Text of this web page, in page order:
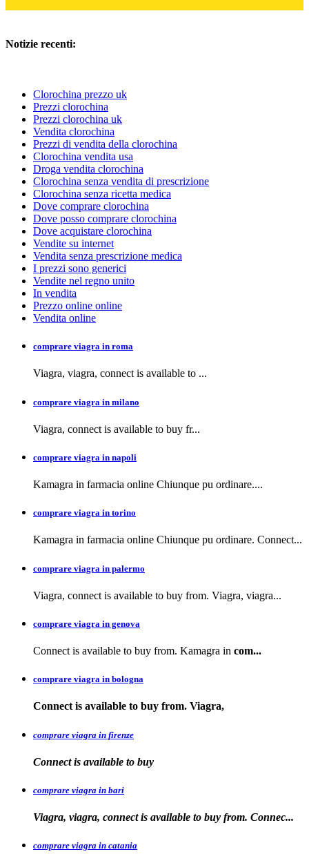
Notizie recenti:
Clorochina prezzo uk
Prezzi clorochina
Prezzi clorochina uk
Vendita clorochina
Prezzi di vendita della clorochina
Clorochina vendita usa
Droga vendita clorochina
Clorochina senza vendita di prescrizione
Clorochina senza ricetta medica
Dove comprare clorochina
Dove posso comprare clorochina
Dove acquistare clorochina
Vendite su internet
Vendita senza prescrizione medica
I prezzi sono generici
Vendite nel regno unito
In vendita
Prezzo online online
Vendita online
comprare viagra in roma
Viagra, viagra, connect is available to ...
comprare viagra in milano
Viagra, connect is available to buy fr...
comprare viagra in napoli
Kamagra in farmacia online Chiunque pu ordinare....
comprare viagra in torino
Kamagra in farmacia online Chiunque pu ordinare. Connect...
comprare viagra in palermo
Viagra, connect is available to buy from. Viagra, viagra...
comprare viagra in genova
Connect is available to buy from. Kamagra in com...
comprare viagra in bologna
Connect is available to buy from. Viagra,
comprare viagra in firenze
Connect is available to buy
comprare viagra in bari
Viagra, viagra, connect is available to buy from. Connec...
comprare viagra in catania